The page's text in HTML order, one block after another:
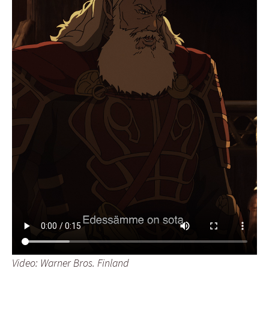
Video: Warner Bros. Finland